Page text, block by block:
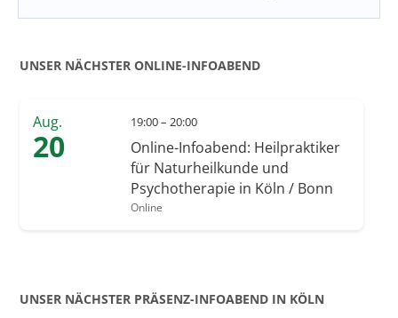
UNSER NÄCHSTER ONLINE-INFOABEND
Aug.
20
19:00 – 20:00
Online-Infoabend: Heilpraktiker
für Naturheilkunde und
Psychotherapie in Köln / Bonn
Online
UNSER NÄCHSTER PRÄSENZ-INFOABEND IN KÖLN